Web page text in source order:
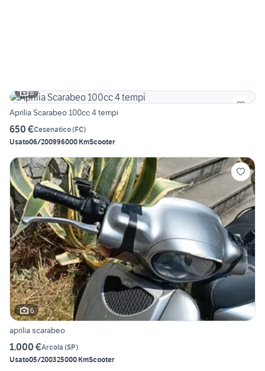
6
Aprilia Scarabeo 100cc 4 tempi
650 €Cesenatico(FC)
Usato06/200996000 KmScooter
6
aprilia scarabeo
1.000 €Arcola (SP)
Usato05/200325000 KmScooter